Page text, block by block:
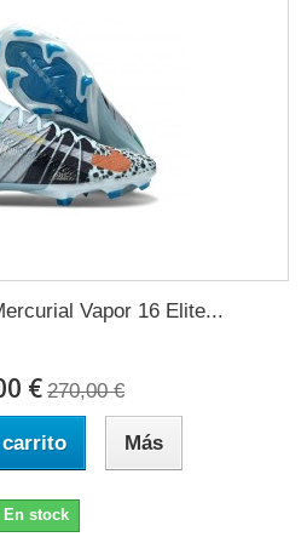
Vapor 16 Elite...
€ 270,00 €
Más
En stock